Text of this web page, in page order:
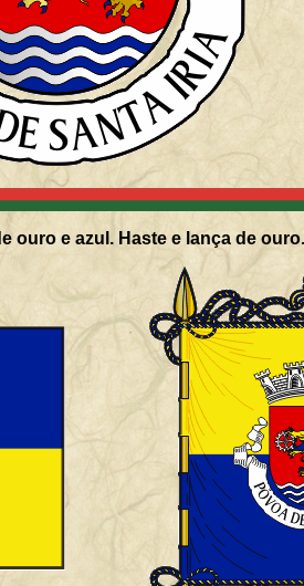
ouro e azul. Haste e lança de